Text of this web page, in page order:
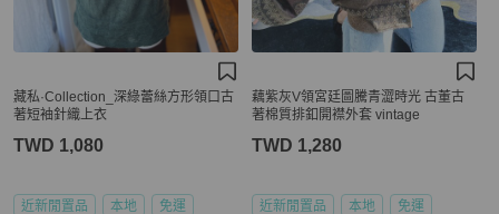
藏私·Collection_深綠蕾絲方形領口古
著短袖針織上衣
TWD 1,080
近新閒置品 本地 免運
藕紫灰V領宮廷圖騰青澀時光 古董古
著棉質排釦開襟外套 vintage
TWD 1,280
近新閒置品 本地 免運